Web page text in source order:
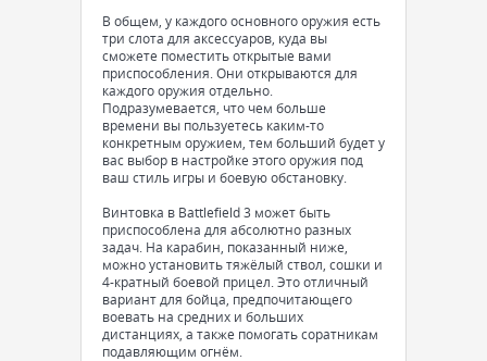
В общем, у каждого основного оружия есть
три слота для аксессуаров, куда вы
сможете поместить открытые вами
приспособления. Они открываются для
каждого оружия отдельно.
Подразумевается, что чем больше
времени вы пользуетесь каким-то
конкретным оружием, тем больший будет у
вас выбор в настройке этого оружия под
ваш стиль игры и боевую обстановку.
Винтовка в Battlefield 3 может быть
приспособлена для абсолютно разных
задач. На карабин, показанный ниже,
можно установить тяжёлый ствол, сошки и
4-кратный боевой прицел. Это отличный
вариант для бойца, предпочитающего
воевать на средних и больших
дистанциях, а также помогать соратникам
подавляющим огнём.